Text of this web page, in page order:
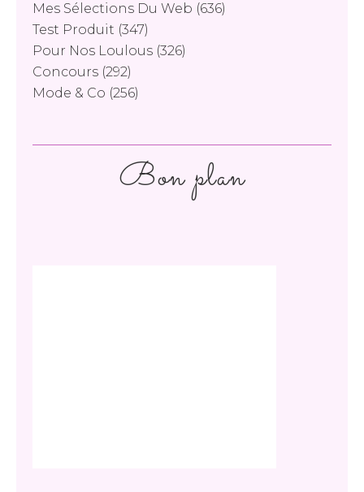
Mes Sélections Du Web (636)
Test Produit (347)
Pour Nos Loulous (326)
Concours (292)
Mode & Co (256)
Bon plan